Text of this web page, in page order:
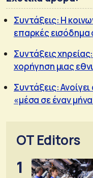
Συντάξεις: Η
επαρκές
Συντάξεις
χορήγηση μιας
Συντάξεις:
«μέσα σε έναν
OT Editors
1